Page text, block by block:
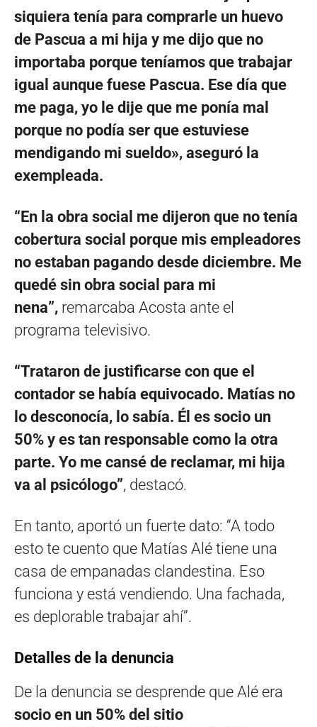
siquiera tenía para comprarle un huevo
de Pascua a mi hija y me dijo que no
importaba porque teníamos que trabajar
igual aunque fuese Pascua. Ese día que
me paga, yo le dije que me ponía mal
porque no podía ser que estuviese
mendigando mi sueldo», aseguró la
exempleada.
“En la obra social me dijeron que no tenía
cobertura social porque mis empleadores
no estaban pagando desde diciembre. Me
quedé sin obra social para mi
nena”, remarcaba Acosta ante el
programa televisivo.
“Trataron de justificarse con que el
contador se había equivocado. Matías no
lo desconocía, lo sabía. Él es socio un
50% y es tan responsable como la otra
parte. Yo me cansé de reclamar, mi hija
va al psicólogo”, destacó.
En tanto, aportó un fuerte dato: “A todo
esto te cuento que Matías Alé tiene una
casa de empanadas clandestina. Eso
funciona y está vendiendo. Una fachada,
es deplorable trabajar ahí”.
Detalles de la denuncia
De la denuncia se desprende que Alé era
socio en un 50% del sitio